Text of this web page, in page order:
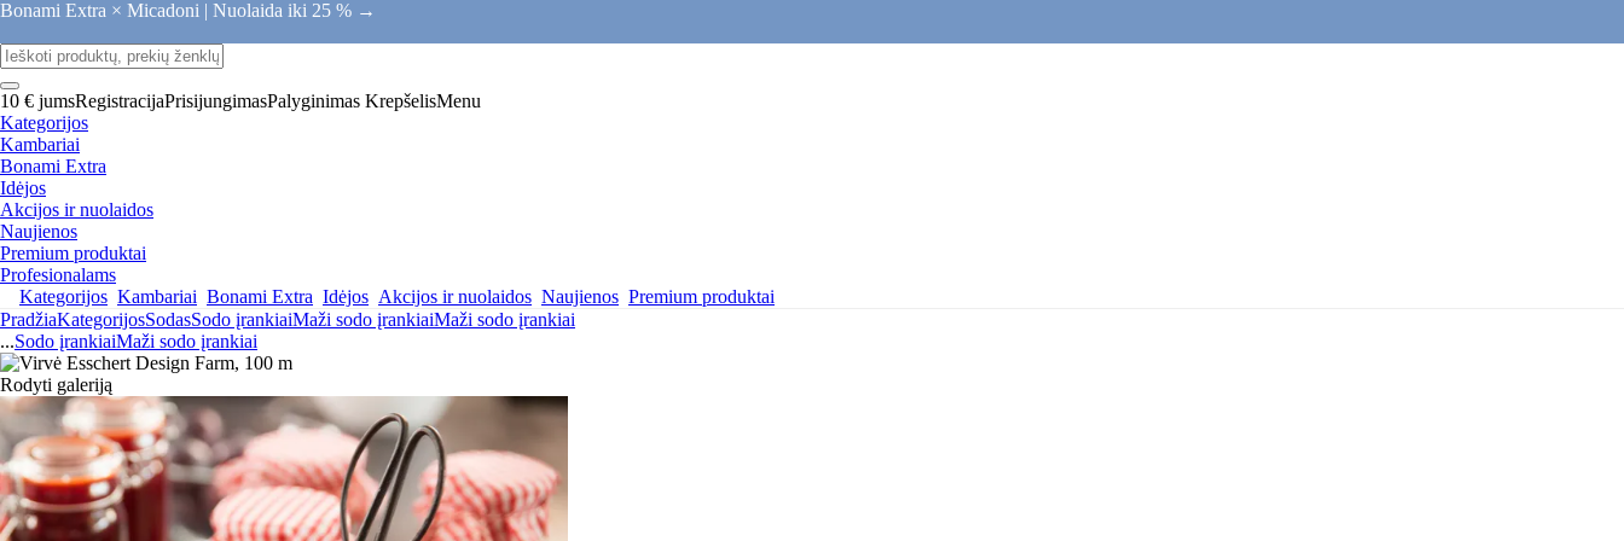
Bonami Extra × Micadoni | Nuolaida iki 25 % →
10 € jumsRegistracijaPrisijungimasPalyginimas KrepšelisMenu
Kategorijos
Kambariai
Bonami Extra
Idėjos
Akcijos ir nuolaidos
Naujienos
Premium produktai
Profesionalams
Kategorijos Kambariai Bonami Extra Idėjos Akcijos ir nuolaidos Naujienos Premium produktai
PradžiaKategorijosSodasSodo įrankiaiMaži sodo įrankiaiMaži sodo įrankiai
...Sodo įrankiaiMaži sodo įrankiai
Rodyti galeriją